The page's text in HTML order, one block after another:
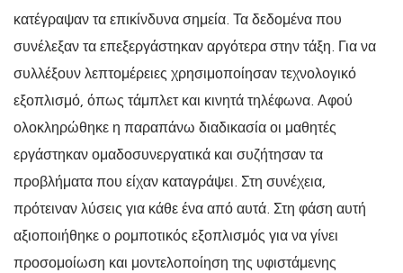
κατέγραψαν τα επικίνδυνα σημεία. Τα δεδομένα που
συνέλεξαν τα επεξεργάστηκαν αργότερα στην τάξη. Για να
συλλέξουν λεπτομέρειες χρησιμοποίησαν τεχνολογικό
εξοπλισμό, όπως τάμπλετ και κινητά τηλέφωνα. Αφού
ολοκληρώθηκε η παραπάνω διαδικασία οι μαθητές
εργάστηκαν ομαδοσυνεργατικά και συζήτησαν τα
προβλήματα που είχαν καταγράψει. Στη συνέχεια,
πρότειναν λύσεις για κάθε ένα από αυτά. Στη φάση αυτή
αξιοποιήθηκε ο ρομποτικός εξοπλισμός για να γίνει
προσομοίωση και μοντελοποίηση της υφιστάμενης